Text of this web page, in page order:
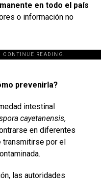
en todo el país
o información no
CONTINUE READING.
prevenirla?
intestinal
cayetanensis,
en diferentes
transmitirse por el
las autoridades